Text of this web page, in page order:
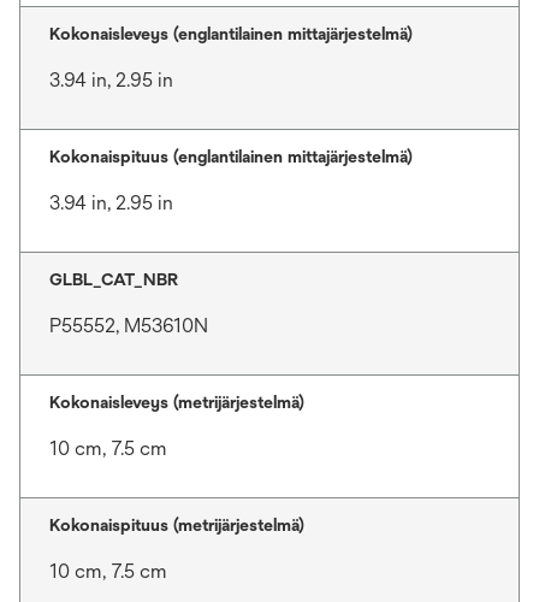
Kokonaisleveys (englantilainen mittajärjestelmä)
3.94 in, 2.95 in
Kokonaispituus (englantilainen mittajärjestelmä)
3.94 in, 2.95 in
GLBL_CAT_NBR
P55552, M53610N
Kokonaisleveys (metrijärjestelmä)
10 cm, 7.5 cm
Kokonaispituus (metrijärjestelmä)
10 cm, 7.5 cm